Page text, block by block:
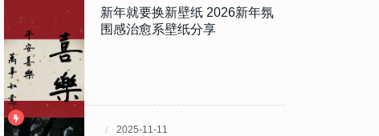
新年就要换新壁纸 2026新年氛
围感治愈系壁纸分享
2025-11-11